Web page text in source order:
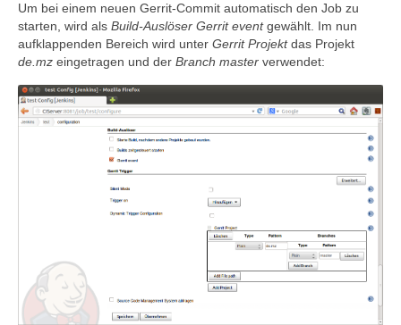
Um bei einem neuen Gerrit-Commit automatisch den Job zu
starten, wird als Build-Auslöser Gerrit eventgewählt. Im nun
aufklappenden Bereich wird unter Gerrit Projektdas Projekt
de.mz eingetragen und der Branch master verwendet: